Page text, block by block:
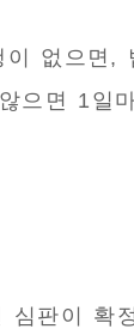
없으
면 1일
판이